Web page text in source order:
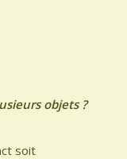
objets ?
soit